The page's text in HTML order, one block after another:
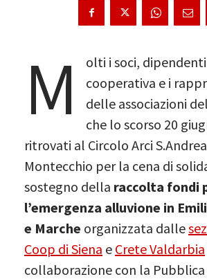
M
olti i soci,
cooperativa e i
delle associazioni
che lo scorso 20
ritrovati al Circolo Arci
Montecchio per la cena di
sostegno della raccolta fondi
l’emergenza alluvione in
e Marche organizzata dalle
Coop di Siena e Crete Valdarbia
collaborazione con la Pubblica